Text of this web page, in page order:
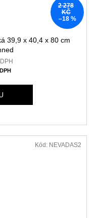
2 278
KČ
–18 %
39,9 x 40,4 x 80 cm
Kód: NEVADAS2